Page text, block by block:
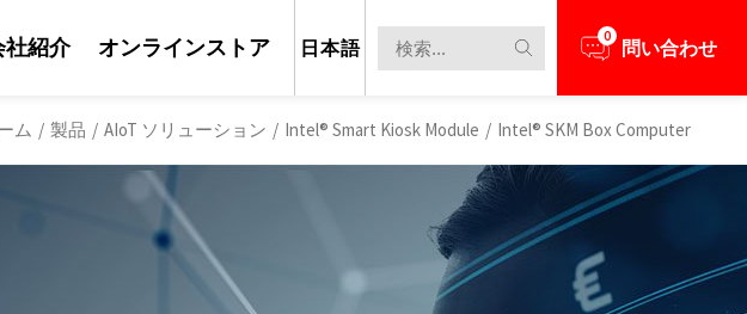
社紹介 オンラインストア 日本語 0 問い合わせ
ム / 製品 / AIoT ソリューション / Intel® Smart Kiosk Module / Intel® SKM Box Computer